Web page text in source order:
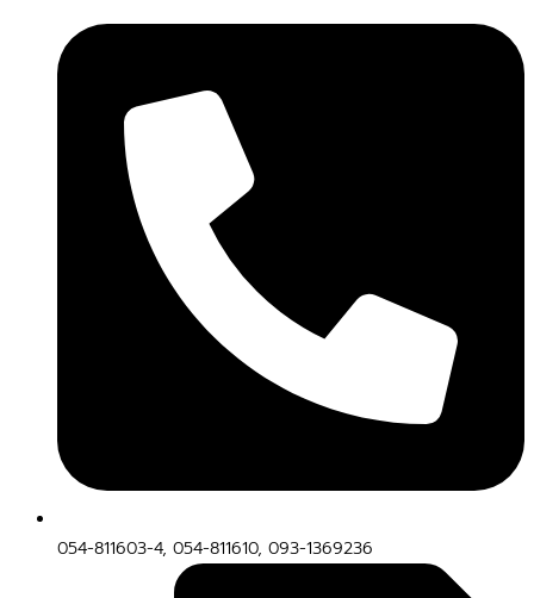
054-811603-4, 054-811610, 093-1369236